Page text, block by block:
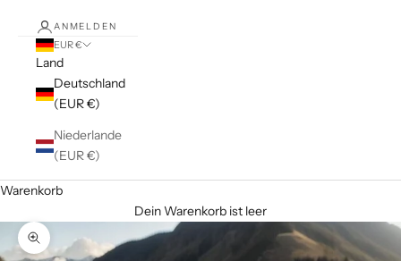
ANMELDEN
EUR €
Land
Deutschland
(EUR €)
Niederlande
(EUR €)
Warenkorb
Dein Warenkorb ist leer
Bild vergrößern